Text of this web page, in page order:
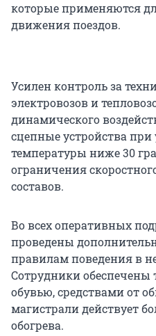
которые применяются
движения поездов.
Усилен контроль за
электровозов и
динамического
сцепные устройства при
температуры ниже 30
ограничения
составов.
Во всех оперативных
проведены
правилам поведения в
Сотрудники обеспечены
обувью, средствами от
магистрали действует
обогрева.